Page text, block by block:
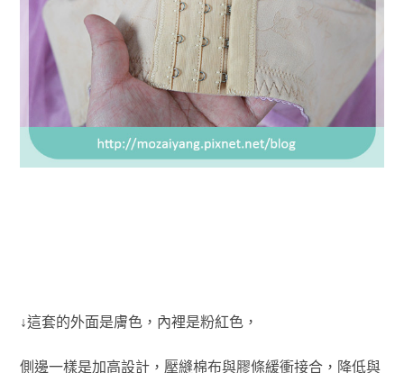
↓這套的外面是膚色，內裡是粉紅色，
側邊一樣是加高設計，壓縫棉布與膠條緩衝接合，降低與